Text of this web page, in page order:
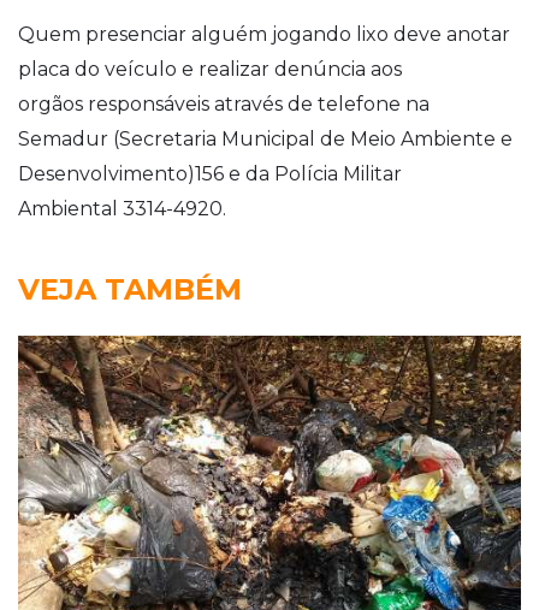
Quem presenciar alguém jogando lixo deve anotar
placa do veículo e realizar denúncia aos
orgãos responsáveis através de telefone na
Semadur (Secretaria Municipal de Meio Ambiente e
Desenvolvimento)156 e da Polícia Militar
Ambiental 3314-4920.
VEJA TAMBÉM